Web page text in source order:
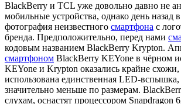
BlackBerry и TCL уже довольно давно не
мобильные устройства, однако день назад
фотография неизвестного смартфона с
бренда. Предположительно, перед нами
кодовым названием BlackBerry Krypton.
смартфоном BlackBerry KEYone в чёрном
KEYone и Krypton оказались крайне
использована единственная LED-вспышка,
значительно меньше по размерам.
слухам, оснастят процессором Snapdragon